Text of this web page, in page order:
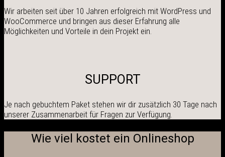
Wir arbeiten seit über 10 Jahren erfolgreich mit WordPress und
WooCommerce und bringen aus dieser Erfahrung alle
Möglichkeiten und Vorteile in dein Projekt ein.
SUPPORT
Je nach gebuchtem Paket stehen wir dir zusätzlich 30 Tage nach
unserer Zusammenarbeit für Fragen zur Verfügung.
Wie viel kostet ein Onlineshop